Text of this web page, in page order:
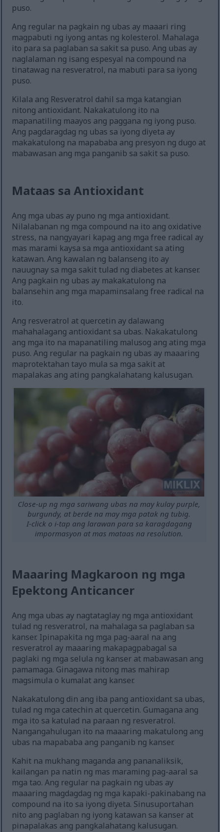
puso.
Ang regular na pagkain ng ubas ay maaari ring
magpabuti ng iyong antas ng kolesterol. Mahalaga
ito para sa paglaban sa sakit sa puso. Ang ubas ay
naglalaman ng isang espesyal na compound na
tinatawag na resveratrol, na mabuti para sa iyong
puso.
Kilala ang Resveratrol dahil sa mga katangian
nitong antioxidant. Nakakatulong ito na
mapanatiling maayos ang paggana ng iyong puso.
Ang pagdaragdag ng ubas sa iyong diyeta ay
makakatulong na mapababa ang presyon ng dugo at
mabawasan ang mga panganib sa sakit sa puso.
Mataas sa Antioxidant
Ang mga ubas ay puno ng mga antioxidant.
Nilalabanan ng mga compound na ito ang oxidative
stress, na nangyayari kapag ang mga free radical ay
mas marami kaysa sa mga antioxidant sa ating
katawan. Ang kawalan ng balanseng ito ay
nauugnay sa mga sakit tulad ng diabetes at kanser.
Ang pagkain ng ubas ay makakatulong na
balansehin ang mga mapaminsalang free radical na
ito.
Ang resveratrol at quercetin ay dalawang
mahahalagang antioxidant sa ubas. Nakakatulong
ang mga ito na mapanatiling malusog ang ating mga
puso. Ang regular na pagkain ng ubas ay maaaring
maprotektahan tayo mula sa mga sakit at
mapalakas ang ating pangkalahatang kalusugan.
Close-up ng mga sariwang ubas na may kulay purple,
burgundy, at berde na may mga patak ng tubig.
I-click o i-tap ang larawan para sa karagdagang
impormasyon at mas mataas na resolution.
Maaaring Magkaroon ng mga
Epektong Anticancer
Ang mga ubas ay nagtataglay ng mga antioxidant
tulad ng resveratrol, na mahalaga sa paglaban sa
kanser. Ipinapakita ng mga pag-aaral na ang
resveratrol ay maaaring makapagpabagal sa
paglaki ng mga selula ng kanser at mabawasan ang
pamamaga. Ginagawa nitong mas mahirap
magsimula o kumalat ang kanser.
Nakakatulong din ang iba pang antioxidant sa ubas,
tulad ng mga catechin at quercetin. Gumagana ang
mga ito sa katulad na paraan ng resveratrol.
Nangangahulugan ito na maaaring makatulong ang
ubas na mapababa ang panganib ng kanser.
Kahit na mukhang maganda ang pananaliksik,
kailangan pa natin ng mas maraming pag-aaral sa
mga tao. Ang regular na pagkain ng ubas ay
maaaring magdagdag ng mga kapaki-pakinabang na
compound na ito sa iyong diyeta. Sinusuportahan
nito ang paglaban ng iyong katawan sa kanser at
pinapalakas ang pangkalahatang kalusugan.